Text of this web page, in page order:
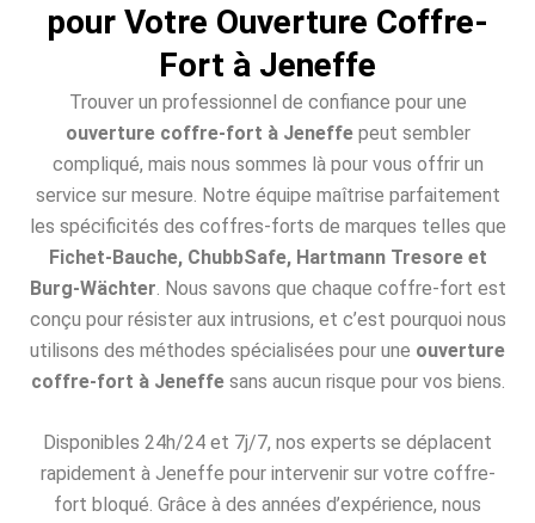
pour Votre Ouverture Coffre-
Fort à Jeneffe
Trouver un professionnel de confiance pour une
ouverture coffre-fort à Jeneffepeut sembler
compliqué, mais nous sommes là pour vous offrir un
service sur mesure. Notre équipe maîtrise parfaitement
les spécificités des coffres-forts de marques telles que
Fichet-Bauche, ChubbSafe, Hartmann Tresore et
Burg-Wächter . Nous savons que chaque coffre-fort est
conçu pour résister aux intrusions, et c’est pourquoi nous
utilisons des méthodes spécialisées pour une ouverture
coffre-fort à Jeneffesans aucun risque pour vos biens.
Disponibles 24h/24 et 7j/7, nos experts se déplacent
rapidement à Jeneffe pour intervenir sur votre coffre-
fort bloqué. Grâce à des années d’expérience, nous